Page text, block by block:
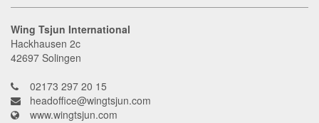
Wing Tsjun International
Hackhausen 2c
42697 Solingen
02173 297 20 15
headoffice@wingtsjun.com
www.wingtsjun.com